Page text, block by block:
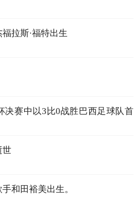
拉斯·福特出生
决赛中以3比0战胜巴西足球队首
世
和田裕美出生。